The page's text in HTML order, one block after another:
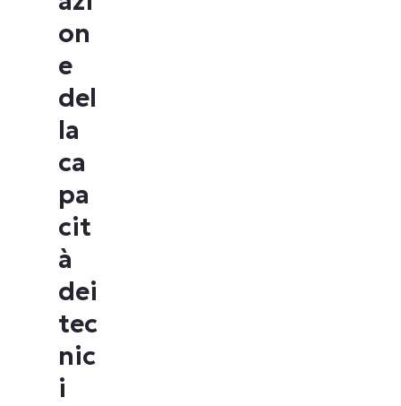
on
e
del
la
ca
pa
cit
à
dei
tec
nic
i